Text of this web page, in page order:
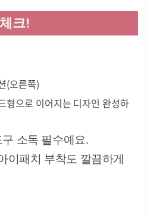
크!
(오른쪽)
형으로 이어지는 디자인 완성하
소독 필수예요.
이패치 부착도 깔끔하게